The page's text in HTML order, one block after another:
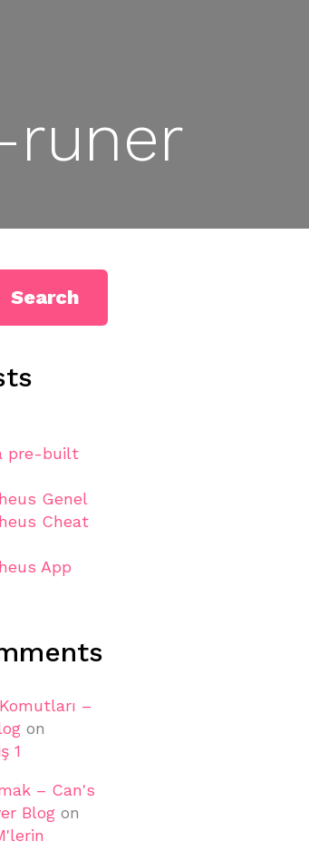
runer
Search
pre-built
Genel
Cheat
App
–
on
1
– Can's
Blog on